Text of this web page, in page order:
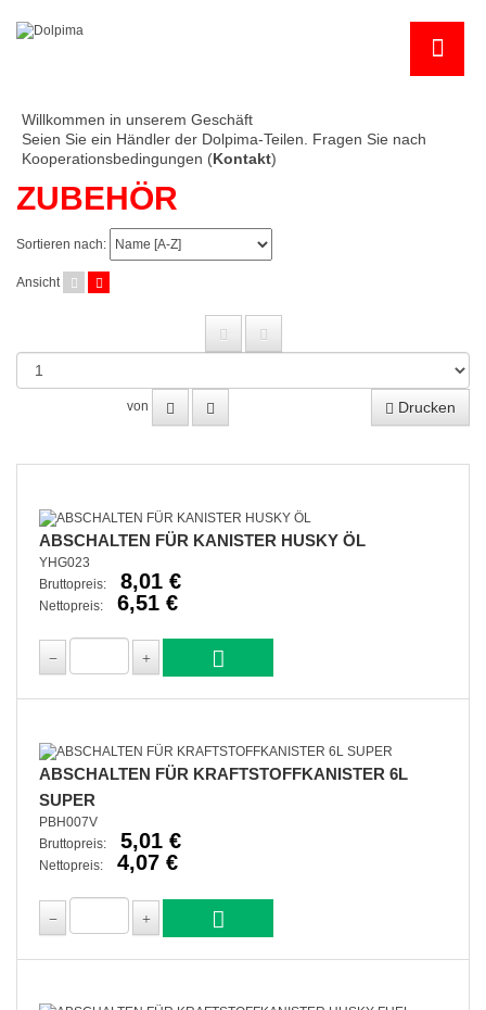
Willkommen in unserem Geschäft
Seien Sie ein Händler der Dolpima-Teilen. Fragen Sie nach
Kooperationsbedingungen (Kontakt)
ZUBEHÖR
Sortieren nach:
Ansicht
von Drucken
ABSCHALTEN FÜR KANISTER HUSKY ÖL
YHG023
Bruttopreis:
8,01 €
Nettopreis: 6,51 €
ABSCHALTEN FÜR KRAFTSTOFFKANISTER 6L
SUPER
PBH007V
Bruttopreis:
5,01 €
Nettopreis: 4,07 €